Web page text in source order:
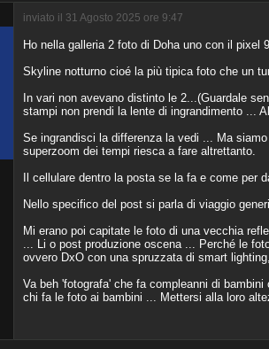
inviato il 31 Agosto 2025 ore 9:47
Ho nella galleria 2 foto di Doha uno con il pixel
Skyline notturno cioé la più tipica foto che un
In vari non avevano distinto le 2...(Guardale
stampi non prendi la lente di ingrandimento ...
Se ingrandisci la differenza la vedi ... Ma
superzoom dei tempi riesca a fare altrettanto.
Il cellulare dentro la posta se la fa e come per
Nello specifico del post si parla di viaggio
Mi erano poi capitate le foto di una vecchia
... Li o post produzione oscena ... Perché le
ovvero DxO con una spruzzata di smart
Va beh 'fotografa' che fa compleanni di
chi fa le foto ai bambini ... Mettersi alla loro